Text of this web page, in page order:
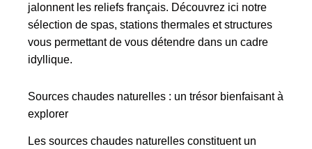
jalonnent les reliefs français. Découvrez ici notre
sélection de spas, stations thermales et structures
vous permettant de vous détendre dans un cadre
idyllique.
Sources chaudes naturelles : un trésor bienfaisant à
explorer
Les sources chaudes naturelles constituent un